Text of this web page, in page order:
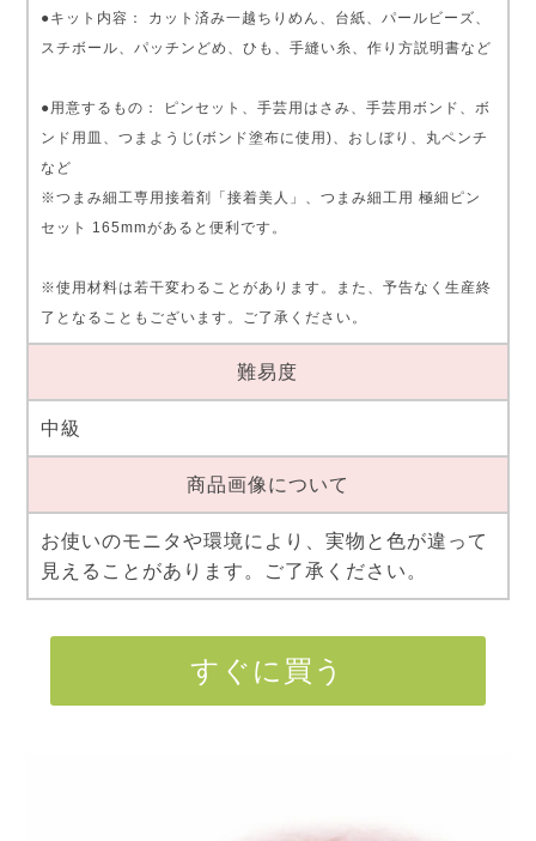
●キット内容： カット済み一越ちりめん、台紙、パールビーズ、
スチボール、パッチンどめ、ひも、手縫い糸、作り方説明書など
●用意するもの： ピンセット、手芸用はさみ、手芸用ボンド、ボ
ンド用皿、つまようじ(ボンド塗布に使用)、おしぼり、丸ペンチ
など
※つまみ細工専用接着剤「接着美人」、つまみ細工用 極細ピン
セット 165mmがあると便利です。
※使用材料は若干変わることがあります。また、予告なく生産終
了となることもございます。ご了承ください。
難易度
中級
商品画像について
お使いのモニタや環境により、実物と色が違って
見えることがあります。ご了承ください。
すぐに買う